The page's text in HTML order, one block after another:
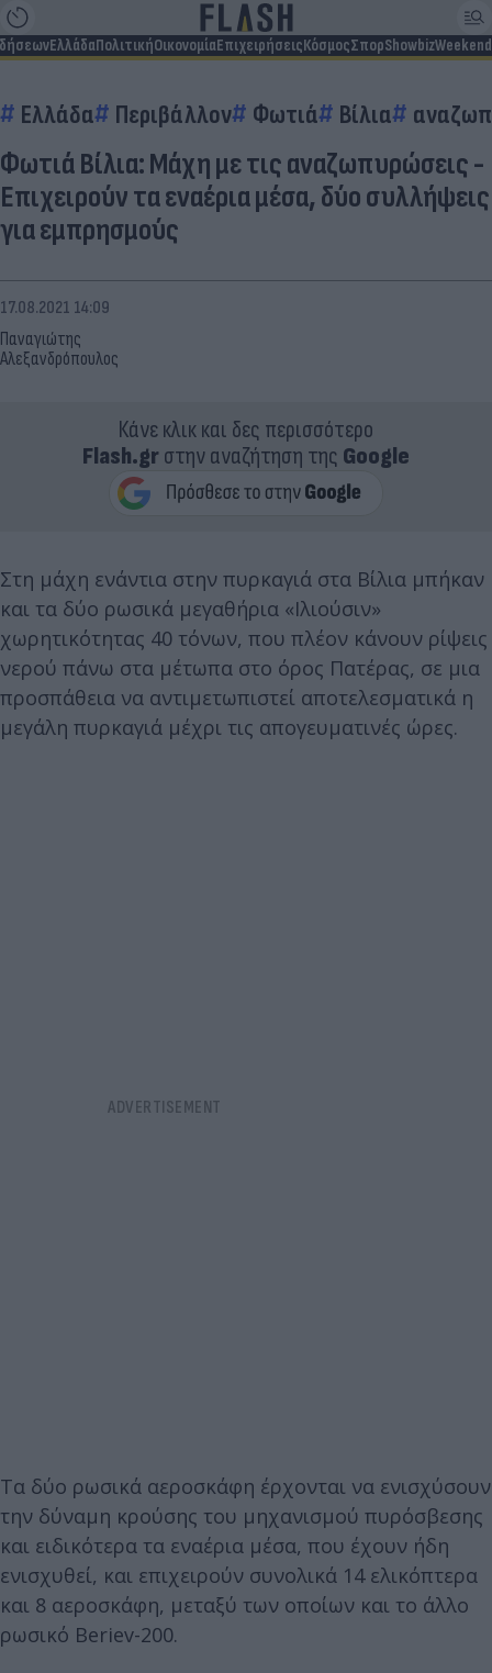
ΕλλάδαΠολιτικήΟικονομίαΕπιχειρήσειςΚόσμοςΣπορShowbizWeekend
Ελλάδα Περιβάλλον Φωτιά Βίλια
Φωτιά Βίλια: Μάχη με τις αναζωπυρώσεις -
Επιχειρούν τα εναέρια μέσα, δύο συλλήψεις
για εμπρησμούς
Παναγιώτης
Αλεξανδρόπουλος
17.08.2021 14:09
Κάνε κλικ και δες περισσότερο
Flash.grστην αναζήτηση της Google
Στη μάχη ενάντια στην πυρκαγιά στα Βίλια μπήκαν
και τα δύο ρωσικά μεγαθήρια «Ιλιούσιν»
χωρητικότητας 40 τόνων, που πλέον κάνουν ρίψεις
νερού πάνω στα μέτωπα στο όρος Πατέρας, σε μια
προσπάθεια να αντιμετωπιστεί αποτελεσματικά η
μεγάλη πυρκαγιά μέχρι τις απογευματινές ώρες.
Τα δύο ρωσικά αεροσκάφη έρχονται να ενισχύσουν
την δύναμη κρούσης του μηχανισμού πυρόσβεσης
και ειδικότερα τα εναέρια μέσα, που έχουν ήδη
ενισχυθεί, και επιχειρούν συνολικά 14 ελικόπτερα
και 8 αεροσκάφη, μεταξύ των οποίων και το άλλο
ρωσικό Beriev-200.